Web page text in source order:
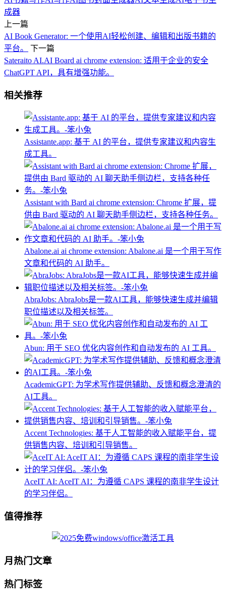
成器
上一篇
AI Book Generator: 一个使用AI轻松创建、编辑和出版书籍的
平台。
下一篇
Sateraito AI.AI Board ai chrome extension: 适用于企业的安全
ChatGPT API，具有增强功能。
相关推荐
Assistante.app: 基于 AI 的平台，提供专家建议和内容生
成工具。
Assistant with Bard ai chrome extension: Chrome 扩展，提
供由 Bard 驱动的 AI 聊天助手侧边栏，支持各种任务。
Abalone.ai ai chrome extension: Abalone.ai 是一个用于写作
文章和代码的 AI 助手。
AbraJobs: AbraJobs是一款AI工具，能够快速生成并编辑
职位描述以及相关标签。
Abun: 用于 SEO 优化内容创作和自动发布的 AI 工具。
AcademicGPT: 为学术写作提供辅助、反馈和概念澄清的
AI工具。
Accent Technologies: 基于人工智能的收入赋能平台，提
供销售内容、培训和引导销售。
AceIT AI: AceIT AI：为遵循 CAPS 课程的南非学生设计
的学习伴侣。
值得推荐
月热门文章
热门标签